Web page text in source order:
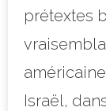
prétextes
Israël,